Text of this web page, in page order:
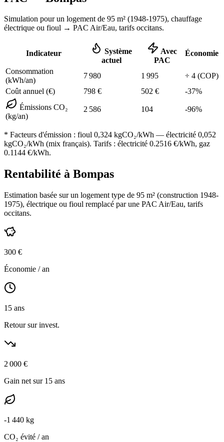
Simulation pour un logement de 95 m² (1948-1975), chauffage
électrique ou fioul → PAC Air/Eau, tarifs occitans.
Indicateur
Système
actuel
Avec
PAC
Économie
Consommation
(kWh/an)
7 980 1 995 ÷ 4 (COP)
Coût annuel (€)
798 € 502 € -37%
Émissions CO₂
(kg/an)
2 586 104 -96%
* Facteurs d'émission : fioul 0,324 kgCO₂/kWh — électricité 0,052
kgCO₂/kWh (mix français). Tarifs : électricité 0.2516 €/kWh, gaz
0.1144 €/kWh.
Rentabilité à Bompas
Estimation basée sur un logement type de 95 m² (construction 1948-
1975), électrique ou fioul remplacé par une PAC Air/Eau, tarifs
occitans.
300 €
Économie / an
15 ans
Retour sur invest.
2 000 €
Gain net sur 15 ans
-1 440 kg
CO₂ évité / an